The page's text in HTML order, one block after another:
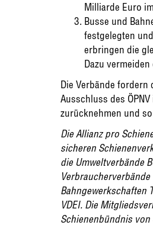
Milliarde Euro
Busse und
festgelegten
erbringen die
Dazu
Die Verbände
Ausschluss des
zurücknehmen und
Die Allianz pro
sicheren
die Umweltverbände
Verbraucherverbände
Bahngewerkschaften
VDEI. Die
Schienenbündnis